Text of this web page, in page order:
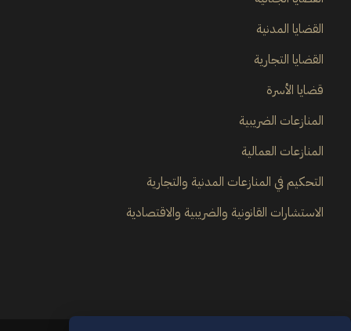
القضايا المدنية
القضايا التجارية
قضايا الأسرة
المنازعات الضريبية
المنازعات العمالية
التحكيم في المنازعات المدنية والتجارية
الاستشارات القانونية والضريبية والاقتصادية